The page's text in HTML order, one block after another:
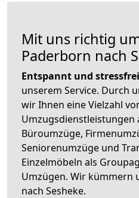
Mit uns richtig
Paderborn nach
Entspannt und stressfrei
unserem Service. Durch
wir Ihnen eine Vielzahl
Umzugsdienstleistungen
Büroumzüge,
Seniorenumzüge und
Einzelmöbeln als
Umzügen. Wir kümmern
nach Sesheke.